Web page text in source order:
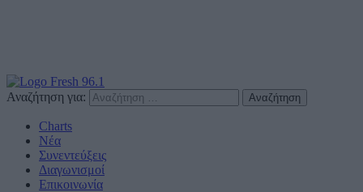
Αναζήτηση για:
Charts
Νέα
Συνεντεύξεις
Διαγωνισμοί
Επικοινωνία